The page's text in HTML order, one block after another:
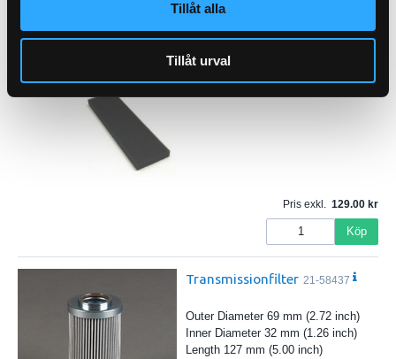
Tillåt alla
Tillåt urval
Hyttfilter 21-061480
Pris exkl. 129.00
Köp
Transmissionfilter 21-58437
Outer Diameter 69 mm (2.72 inch)
Inner Diameter 32 mm (1.26 inch)
Length 127 mm (5.00 inch)